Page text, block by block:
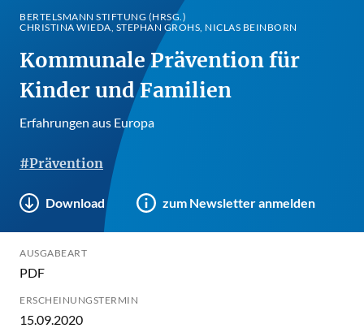
BERTELSMANN STIFTUNG (HRSG.)
CHRISTINA WIEDA, STEPHAN GROHS, NICLAS BEINBORN
Kommunale Prävention für
Kinder und Familien
Erfahrungen aus Europa
#Prävention
Download zum Newsletter anmelden
AUSGABEART
PDF
ERSCHEINUNGSTERMIN
15.09.2020